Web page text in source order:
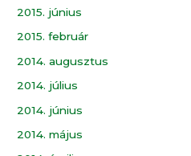
2015. június
2015. február
2014. augusztus
2014. július
2014. június
2014. május